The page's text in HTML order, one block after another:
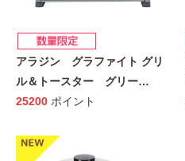
アラジン グラファイト グリ
ル＆トースター グリー…
25200 ポイント